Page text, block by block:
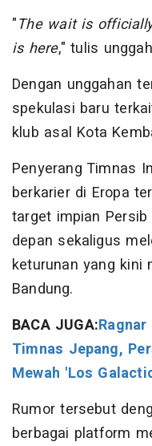
"The wait is
is here," tulis
Dengan unggahan
spekulasi baru
klub asal Kota
Penyerang Timnas
berkarier di Eropa
target impian
depan sekaligus
keturunan yang kini
Bandung.
BACA JUGA:
Timnas Jepang,
Mewah 'Los
Rumor tersebut
berbagai platform